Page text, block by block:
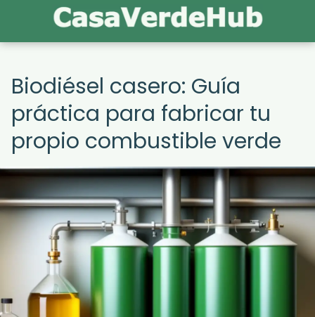
Biodiésel casero: Guía
práctica para fabricar tu
propio combustible verde